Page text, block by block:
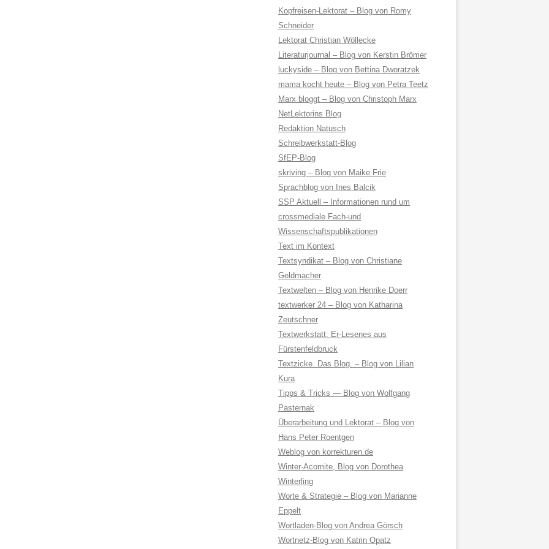
Kopfreisen-Lektorat – Blog von Romy
Schneider
Lektorat Christian Wöllecke
Literaturjournal – Blog von Kerstin Brömer
luckyside – Blog von Bettina Dworatzek
mama kocht heute – Blog von Petra Teetz
Marx bloggt – Blog von Christoph Marx
NetLektorins Blog
Redaktion Natusch
Schreibwerkstatt-Blog
SfEP-Blog
skriving – Blog von Maike Frie
Sprachblog von Ines Balcik
SSP Aktuell – Informationen rund um
crossmediale Fach-und
Wissenschaftspublikationen
Text im Kontext
Textsyndikat – Blog von Christiane
Geldmacher
Textwelten – Blog von Henrike Doerr
textwerker 24 – Blog von Katharina
Zeutschner
Textwerkstatt: Er-Lesenes aus
Fürstenfeldbruck
Textzicke. Das Blog. – Blog von Lilian
Kura
Tipps & Tricks — Blog von Wolfgang
Pasternak
Überarbeitung und Lektorat – Blog von
Hans Peter Roentgen
Weblog von korrekturen.de
Winter-Acomite, Blog von Dorothea
Winterling
Worte & Strategie – Blog von Marianne
Eppelt
Wortladen-Blog von Andrea Görsch
Wortnetz-Blog von Katrin Opatz